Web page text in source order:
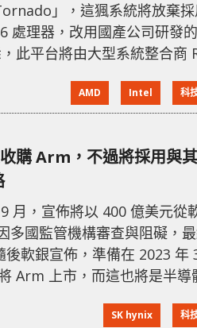
」，這猦系統將放棄採
處理器，改用國產公司研發的
此平台將由大型系統整合商
x86 切換到 ARM 也不受影響
系統協同工作，一個機櫃中可
Elbrus
AMD Intel 科
購 Arm，不過將採用與
月，宣佈將以 400 億美元從
多國監管機構審查與阻礙，
軟銀宣佈，準備在 2023 年
Arm 上市，而這也將是半導
望接手這一塊「肥豬肉」。而
SK hynix 科